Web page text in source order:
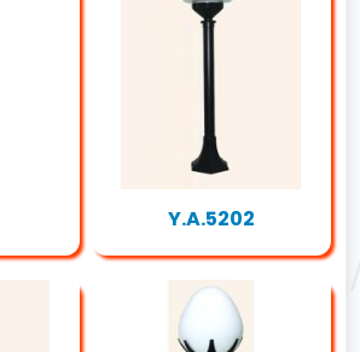
Y.A.5202